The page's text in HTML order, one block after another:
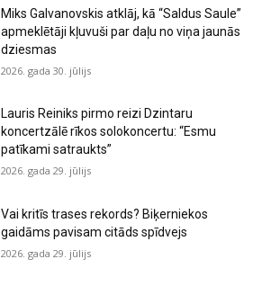
Miks Galvanovskis atklāj, kā “Saldus Saule”
apmeklētāji kļuvuši par daļu no viņa jaunās
dziesmas
2026. gada 30. jūlijs
Lauris Reiniks pirmo reizi Dzintaru
koncertzālē rīkos solokoncertu: “Esmu
patīkami satraukts”
2026. gada 29. jūlijs
Vai kritīs trases rekords? Biķerniekos
gaidāms pavisam citāds spīdvejs
2026. gada 29. jūlijs